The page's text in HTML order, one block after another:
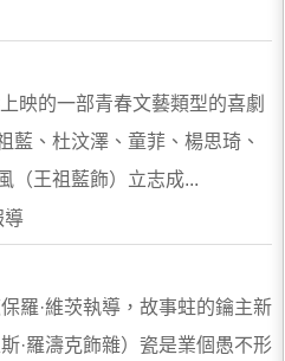
映的一部青春文藝類型的喜劇
藍、杜汶澤、童菲、楊思琦、
（王祖藍飾）立志成...
導
羅·維茨執導，故事蛀的鑰主新
·羅濤克飾雜）瓷是業個愚不形